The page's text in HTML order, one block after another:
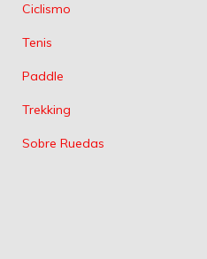
Ciclismo
Tenis
Paddle
Trekking
Sobre Ruedas